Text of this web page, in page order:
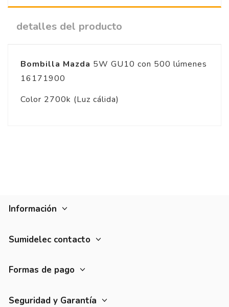
detalles del producto
Bombilla Mazda 5W GU10 con 500 lúmenes
16171900
Color 2700k (Luz cálida)
Información
Sumidelec contacto
Formas de pago
Seguridad y Garantía